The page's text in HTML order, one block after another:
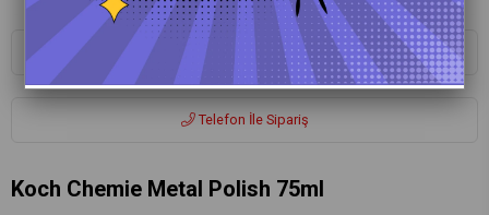
Whatsapp ile Sipariş
Telefon İle Sipariş
Koch Chemie Metal Polish 75ml